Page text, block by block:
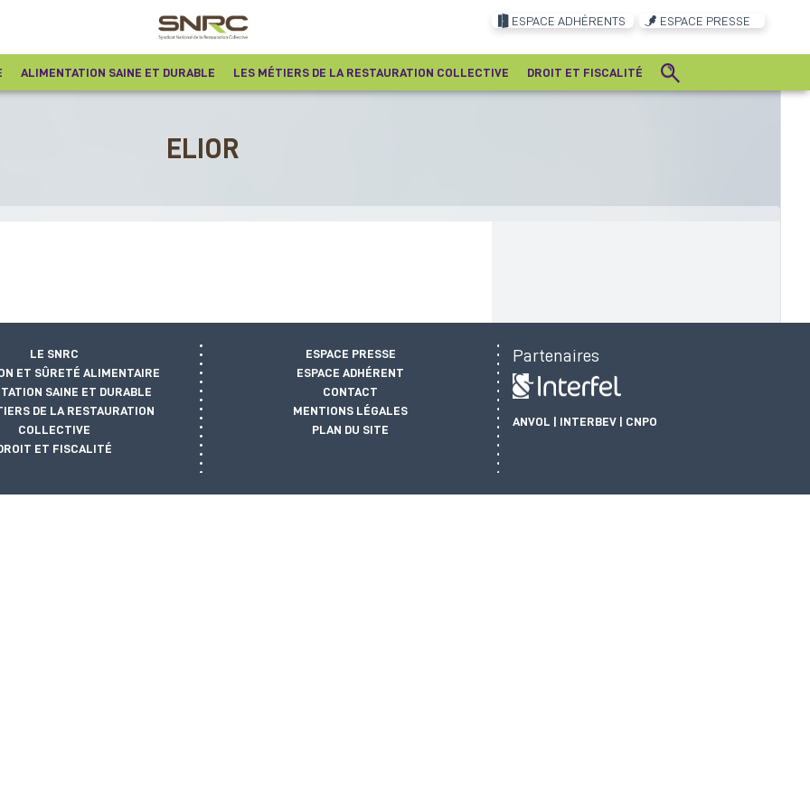
ESPACE ADHÉRENTS ESPACE PRESSE
ALIMENTATION SAINE ET DURABLE LES MÉTIERS DE LA RESTAURATION COLLECTIVE DROIT ET FISCALITÉ
ELIOR
LE SNRC
ET SÛRETÉ ALIMENTAIRE
SAINE ET DURABLE
DE LA RESTAURATION
COLLECTIVE
ET FISCALITÉ
ESPACE PRESSE
ESPACE ADHÉRENT
CONTACT
MENTIONS LÉGALES
PLAN DU SITE
Partenaires
ANVOL | INTERBEV | CNPO